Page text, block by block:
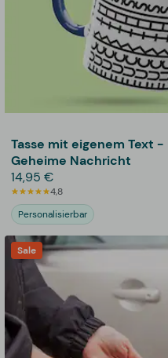
Tasse mit eigenem Text -
Geheime Nachricht
14,95 €
4,8
Personalisierbar
Sale